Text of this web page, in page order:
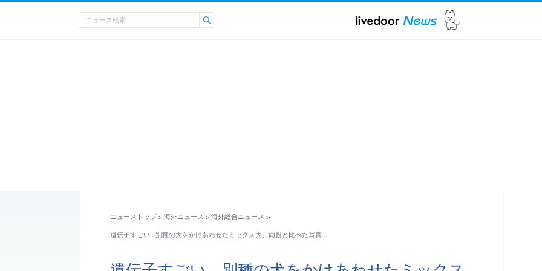
ニューストップ > 海外ニュース > 海外総合ニュース >
遺伝子すごい…別種の犬をかけあわせたミックス犬、両親と比べた写真…